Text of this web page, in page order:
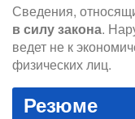
Сведения,
в силу закона.
ведет не к
физических лиц.
Резюме